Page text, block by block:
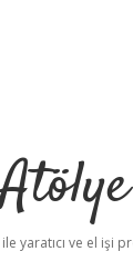
yaratıcı ve el işi